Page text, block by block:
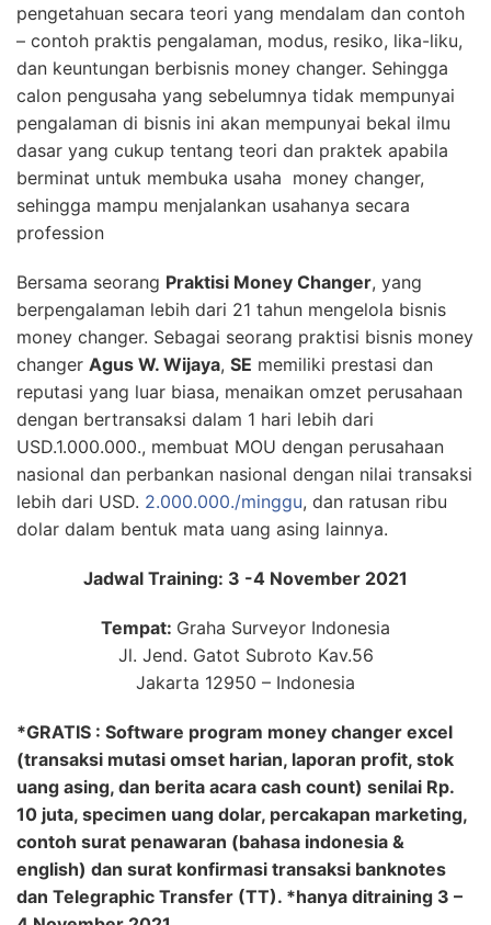
pengetahuan secara teori yang mendalam dan contoh
– contoh praktis pengalaman, modus, resiko, lika-liku,
dan keuntungan berbisnis money changer. Sehingga
calon pengusaha yang sebelumnya tidak mempunyai
pengalaman di bisnis ini akan mempunyai bekal ilmu
dasar yang cukup tentang teori dan praktek apabila
berminat untuk membuka usaha money changer,
sehingga mampu menjalankan usahanya secara
profession
Bersama seorang Praktisi Money Changer, yang
berpengalaman lebih dari 21 tahun mengelola bisnis
money changer. Sebagai seorang praktisi bisnis money
changer Agus W. Wijaya, SE memiliki prestasi dan
reputasi yang luar biasa, menaikan omzet perusahaan
dengan bertransaksi dalam 1 hari lebih dari
USD.1.000.000., membuat MOU dengan perusahaan
nasional dan perbankan nasional dengan nilai transaksi
lebih dari USD. 2.000.000./minggu, dan ratusan ribu
dolar dalam bentuk mata uang asing lainnya.
Jadwal Training: 3 -4 November 2021
Tempat: Graha Surveyor Indonesia
Jl. Jend. Gatot Subroto Kav.56
Jakarta 12950 – Indonesia
*GRATIS : Software program money changer excel
(transaksi mutasi omset harian, laporan profit, stok
uang asing, dan berita acara cash count) senilai Rp.
10 juta, specimen uang dolar, percakapan marketing,
contoh surat penawaran (bahasa indonesia &
english) dan surat konfirmasi transaksi banknotes
dan Telegraphic Transfer (TT). *hanya ditraining 3 –